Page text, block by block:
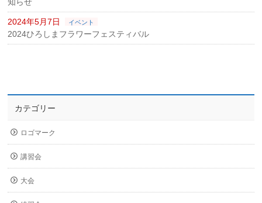
2024年5月7日 イベント
2024ひろしまフラワーフェスティバル
カテゴリー
ロゴマーク
講習会
大会